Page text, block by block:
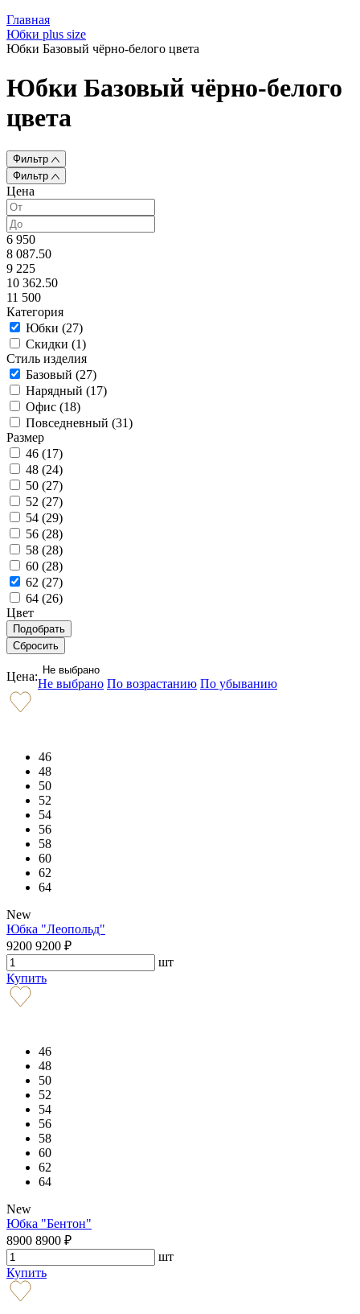
Главная
Юбки plus size
Юбки Базовый чёрно-белого цвета
Юбки Базовый чёрно-белого
цвета
Фильтр
Фильтр
Цена
6 950
8 087.50
9 225
10 362.50
11 500
Категория
Юбки (27)
Скидки (1)
Стиль изделия
Базовый (27)
Нарядный (17)
Офис (18)
Повседневный (31)
Размер
46 (17)
48 (24)
50 (27)
52 (27)
54 (29)
56 (28)
58 (28)
60 (28)
62 (27)
64 (26)
Цвет
Цена: Не выбрано
Не выбрано По возрастанию По убыванию
46
48
50
52
54
56
58
60
62
64
New
Юбка "Леопольд"
9200 9200 ₽
шт
Купить
46
48
50
52
54
56
58
60
62
64
New
Юбка "Бентон"
8900 8900 ₽
шт
Купить